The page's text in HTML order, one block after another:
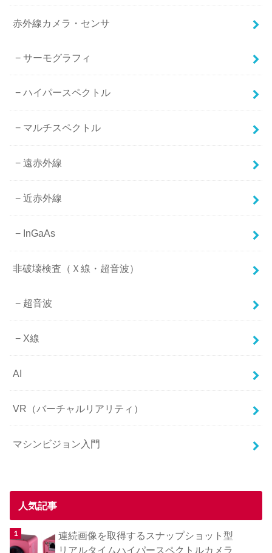
赤外線カメラ・センサ
サーモグラフィ
ハイパースペクトル
マルチスペクトル
遠赤外線
近赤外線
InGaAs
非破壊検査（Ｘ線・超音波）
超音波
X線
AI
VR（バーチャルリアリティ）
マシンビジョン入門
人気記事
連続画像を取得するスナップショット型
リアルタイムハイパースペクトルカメラ